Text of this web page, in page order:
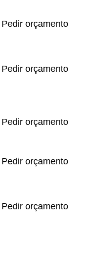
Pedir orçamento
Pedir orçamento
Pedir orçamento
Pedir orçamento
Pedir orçamento